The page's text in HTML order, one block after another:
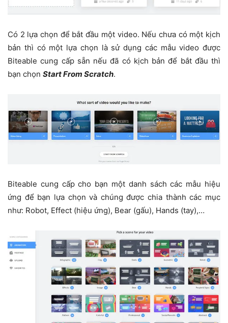
Có 2 lựa chọn để bắt đầu một video. Nếu chưa có một kịch
bản thì có một lựa chọn là sử dụng các mẫu video được
Biteable cung cấp sẵn nếu đã có kịch bản để bắt đầu thì
bạn chọn Start From Scratch.
Biteable cung cấp cho bạn một danh sách các mẫu hiệu
ứng để bạn lựa chọn và chúng được chia thành các mục
như: Robot, Effect (hiệu ứng), Bear (gấu), Hands (tay),…